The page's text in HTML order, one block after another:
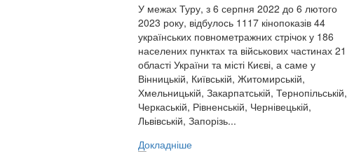
У межах Туру, з 6 серпня 2022 до 6 лютого
2023 року, відбулось 1117 кінопоказів 44
українських повнометражних стрічок у 186
населених пунктах та військових частинах 21
області України та місті Києві, а саме у
Вінницькій, Київській, Житомирській,
Хмельницькій, Закарпатській, Тернопільській,
Черкаській, Рівненській, Чернівецькій,
Львівській, Запорізь...
Докладніше